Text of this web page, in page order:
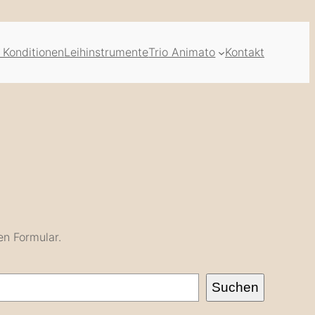
LeihinstrumenteTrio Animato Kontakt
Formular.
Suchen